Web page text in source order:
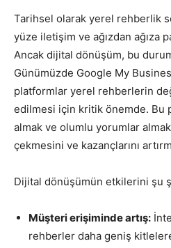
Tarihsel olarak yerel rehberlik
yüze iletişim ve ağızdan ağıza
Ancak dijital dönüşüm, bu
Günümüzde Google My
platformlar yerel rehberlerin
edilmesi için kritik önemde. Bu
almak ve olumlu yorumlar
çekmesini ve kazançlarını
Dijital dönüşümün etkilerini şu
Müşteri erişiminde artış:
rehberler daha geniş